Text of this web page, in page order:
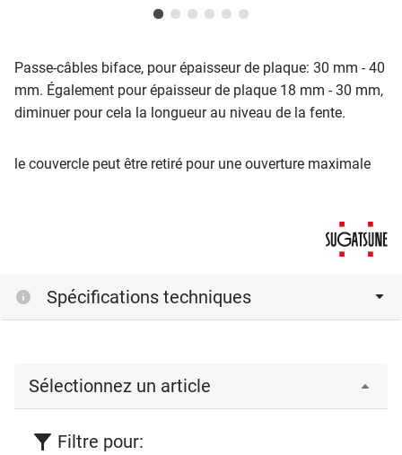
Passe-câbles biface, pour épaisseur de plaque: 30 mm - 40
mm. Également pour épaisseur de plaque 18 mm - 30 mm,
diminuer pour cela la longueur au niveau de la fente.
le couvercle peut être retiré pour une ouverture maximale
Spécifications techniques
Sélectionnez un article
Filtre pour: